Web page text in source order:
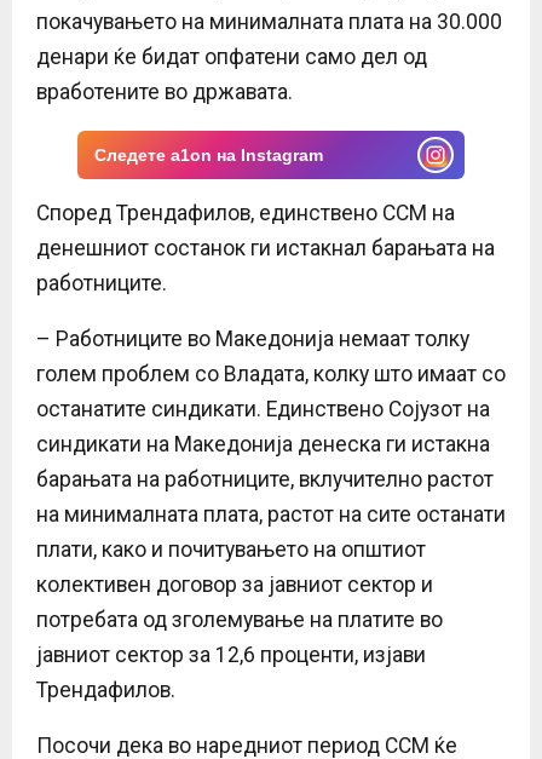
покачувањето на минималната плата на 30.000
денари ќе бидат опфатени само дел од
вработените во државата.
Следете a1on на Instagram
Според Трендафилов, единствено ССМ на
денешниот состанок ги истакнал барањата на
работниците.
– Работниците во Македонија немаат толку
голем проблем со Владата, колку што имаат со
останатите синдикати. Единствено Сојузот на
синдикати на Македонија денеска ги истакна
барањата на работниците, вклучително растот
на минималната плата, растот на сите останати
плати, како и почитувањето на општиот
колективен договор за јавниот сектор и
потребата од зголемување на платите во
јавниот сектор за 12,6 проценти, изјави
Трендафилов.
Посочи дека во наредниот период ССМ ќе